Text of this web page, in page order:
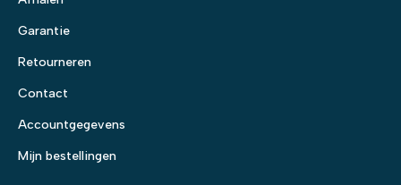
Garantie
Retourneren
Contact
Accountgegevens
Mijn bestellingen